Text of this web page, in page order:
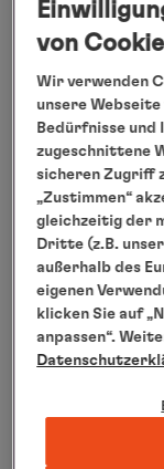
Weitere
https://
von
Wir verwenden
unsere
Bedürfnisse und
zugeschnittene
sicheren Zugriff
„Zustimmen“
gleichzeitig der
Dritte (z.B.
außerhalb des
eigenen
klicken Sie auf
anpassen“.